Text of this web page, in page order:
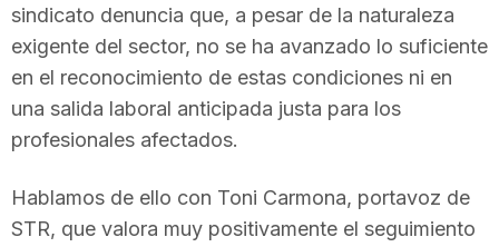
a
g
o
sindicato denuncia que, a pesar de la naturaleza
exigente del sector, no se ha avanzado lo suficiente
en el reconocimiento de estas condiciones ni en
una salida laboral anticipada justa para los
profesionales afectados.
Hablamos de ello con Toni Carmona, portavoz de
STR, que valora muy positivamente el seguimiento